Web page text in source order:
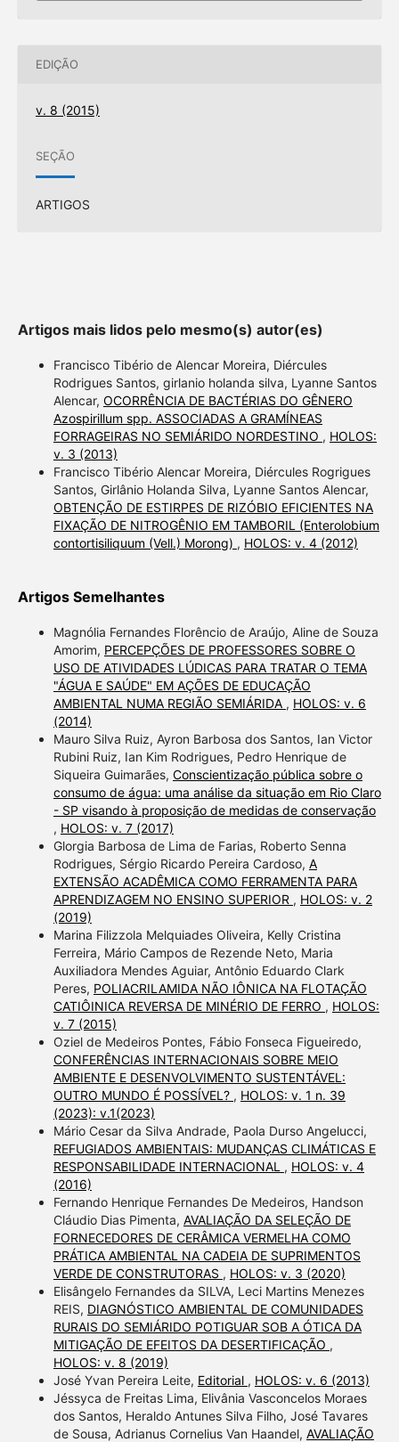
EDIÇÃO
v. 8 (2015)
SEÇÃO
ARTIGOS
Artigos mais lidos pelo mesmo(s) autor(es)
Francisco Tibério de Alencar Moreira, Diércules
Rodrigues Santos, girlanio holanda silva, Lyanne Santos
Alencar, OCORRÊNCIA DE BACTÉRIAS DO GÊNERO
Azospirillum spp. ASSOCIADAS A GRAMÍNEAS
FORRAGEIRAS NO SEMIÁRIDO NORDESTINO , HOLOS:
v. 3 (2013)
Francisco Tibério Alencar Moreira, Diércules Rogrigues
Santos, Girlânio Holanda Silva, Lyanne Santos Alencar,
OBTENÇÃO DE ESTIRPES DE RIZÓBIO EFICIENTES NA
FIXAÇÃO DE NITROGÊNIO EM TAMBORIL (Enterolobium
contortisiliquum (Vell.) Morong) , HOLOS: v. 4 (2012)
Artigos Semelhantes
Magnólia Fernandes Florêncio de Araújo, Aline de Souza
Amorim, PERCEPÇÕES DE PROFESSORES SOBRE O
USO DE ATIVIDADES LÚDICAS PARA TRATAR O TEMA
"ÁGUA E SAÚDE" EM AÇÕES DE EDUCAÇÃO
AMBIENTAL NUMA REGIÃO SEMIÁRIDA , HOLOS: v. 6
(2014)
Mauro Silva Ruiz, Ayron Barbosa dos Santos, Ian Victor
Rubini Ruiz, Ian Kim Rodrigues, Pedro Henrique de
Siqueira Guimarães, Conscientização pública sobre o
consumo de água: uma análise da situação em Rio Claro
- SP visando à proposição de medidas de conservação
, HOLOS: v. 7 (2017)
Glorgia Barbosa de Lima de Farias, Roberto Senna
Rodrigues, Sérgio Ricardo Pereira Cardoso, A
EXTENSÃO ACADÊMICA COMO FERRAMENTA PARA
APRENDIZAGEM NO ENSINO SUPERIOR , HOLOS: v. 2
(2019)
Marina Filizzola Melquiades Oliveira, Kelly Cristina
Ferreira, Mário Campos de Rezende Neto, Maria
Auxiliadora Mendes Aguiar, Antônio Eduardo Clark
Peres, POLIACRILAMIDA NÃO IÔNICA NA FLOTAÇÃO
CATIÔINICA REVERSA DE MINÉRIO DE FERRO , HOLOS:
v. 7 (2015)
Oziel de Medeiros Pontes, Fábio Fonseca Figueiredo,
CONFERÊNCIAS INTERNACIONAIS SOBRE MEIO
AMBIENTE E DESENVOLVIMENTO SUSTENTÁVEL:
OUTRO MUNDO É POSSÍVEL? , HOLOS: v. 1 n. 39
(2023): v.1(2023)
Mário Cesar da Silva Andrade, Paola Durso Angelucci,
REFUGIADOS AMBIENTAIS: MUDANÇAS CLIMÁTICAS E
RESPONSABILIDADE INTERNACIONAL , HOLOS: v. 4
(2016)
Fernando Henrique Fernandes De Medeiros, Handson
Cláudio Dias Pimenta, AVALIAÇÃO DA SELEÇÃO DE
FORNECEDORES DE CERÂMICA VERMELHA COMO
PRÁTICA AMBIENTAL NA CADEIA DE SUPRIMENTOS
VERDE DE CONSTRUTORAS , HOLOS: v. 3 (2020)
Elisângelo Fernandes da SILVA, Leci Martins Menezes
REIS, DIAGNÓSTICO AMBIENTAL DE COMUNIDADES
RURAIS DO SEMIÁRIDO POTIGUAR SOB A ÓTICA DA
MITIGAÇÃO DE EFEITOS DA DESERTIFICAÇÃO ,
HOLOS: v. 8 (2019)
José Yvan Pereira Leite, Editorial , HOLOS: v. 6 (2013)
Jéssyca de Freitas Lima, Elivânia Vasconcelos Moraes
dos Santos, Heraldo Antunes Silva Filho, José Tavares
de Sousa, Adrianus Cornelius Van Haandel, AVALIAÇÃO